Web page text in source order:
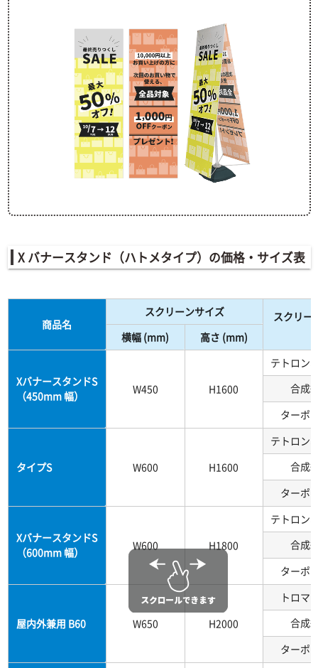
X バナースタンド（ハトメタイプ）の価格・サイズ表
商品名
スクリーンサイズ
スクリー
横幅 (mm)
高さ (mm)
XバナースタンドS
（450mm 幅）
W450 H1600
テトロン
合成
ターポ
タイプS W600 H1600
テトロン
合成
ターポ
XバナースタンドS
（600mm 幅）
W600 H1800
テトロン
合成
ターポ
屋内外兼用 B60 W650 H2000
トロマ
合成
ターポ